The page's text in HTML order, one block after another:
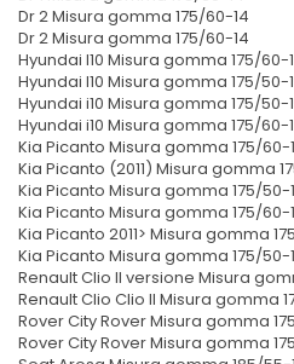
Dr 2 Misura gomma 175/60-14
Dr 2 Misura gomma 175/60-14
Hyundai I10 Misura gomma 175/60-
Hyundai I10 Misura gomma 175/50-
Hyundai i10 Misura gomma 175/50-
Hyundai i10 Misura gomma 175/60-
Kia Picanto Misura gomma 175/60-
Kia Picanto (2011) Misura gomma
Kia Picanto Misura gomma 175/50-
Kia Picanto Misura gomma 175/60-
Kia Picanto 2011> Misura gomma
Kia Picanto Misura gomma 175/50-
Renault Clio II versione Misura
Renault Clio Clio II Misura gomma
Rover City Rover Misura gomma
Rover City Rover Misura gomma